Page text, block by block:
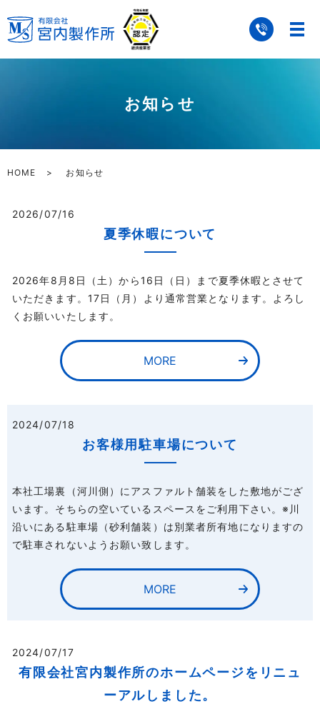
お知らせ
HOME お知らせ
2026/07/16
夏季休暇について
2026年8月8日（土）から16日（日）まで夏季休暇とさせて
いただきます。17日（月）より通常営業となります。よろし
くお願いいたします。
MORE
2024/07/18
お客様用駐車場について
本社工場裏（河川側）にアスファルト舗装をした敷地がござ
います。そちらの空いているスペースをご利用下さい。※川
沿いにある駐車場（砂利舗装）は別業者所有地になりますの
で駐車されないようお願い致します。
MORE
2024/07/17
有限会社宮内製作所のホームページをリニュ
ーアルしました。